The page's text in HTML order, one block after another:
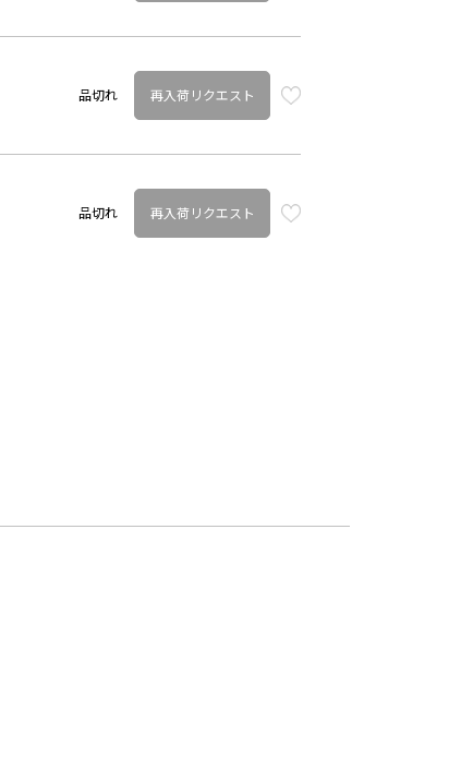
品切れ 再入荷リクエスト
品切れ 再入荷リクエスト